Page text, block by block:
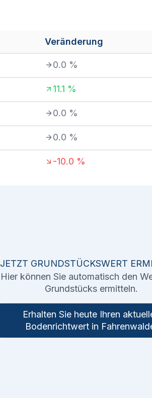
Veränderung
0.0 %
11.1 %
0.0 %
0.0 %
-10.0 %
JETZT GRUNDSTÜCKSWERT
Hier können Sie automatisch den
Grundstücks ermitteln.
Erhalten Sie heute Ihren
Bodenrichtwert in